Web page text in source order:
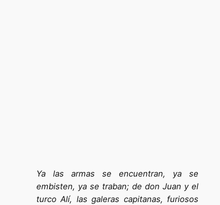
Ya las armas se encuentran, ya se
embisten, ya se traban; de don Juan y el
turco Alí, las galeras capitanas, furiosos